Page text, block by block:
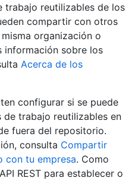
trabajo reutilizables de los
compartir con otros
organización o
información sobre los
Acerca de los
configurar si se puede
trabajo reutilizables en
fuera del repositorio.
consulta Compartir
con tu empresa. Como
REST para establecer o